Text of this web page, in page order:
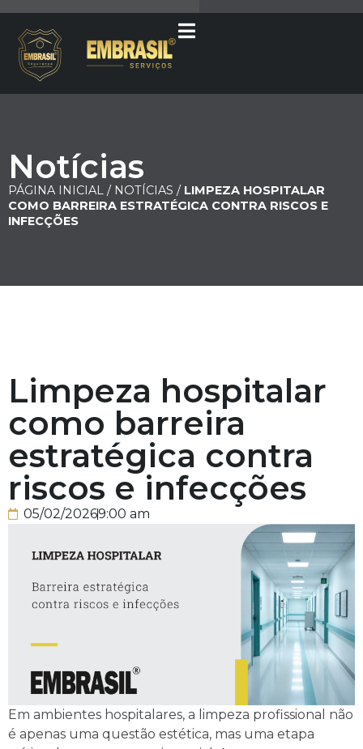
Notícias
PÁGINA INICIAL / NOTÍCIAS / LIMPEZA HOSPITALAR
COMO BARREIRA ESTRATÉGICA CONTRA RISCOS E
INFECÇÕES
Limpeza hospitalar
como barreira
estratégica contra
riscos e infecções
05/02/20269:00 am
Em ambientes hospitalares, a limpeza profissional não
é apenas uma questão estética, mas uma etapa